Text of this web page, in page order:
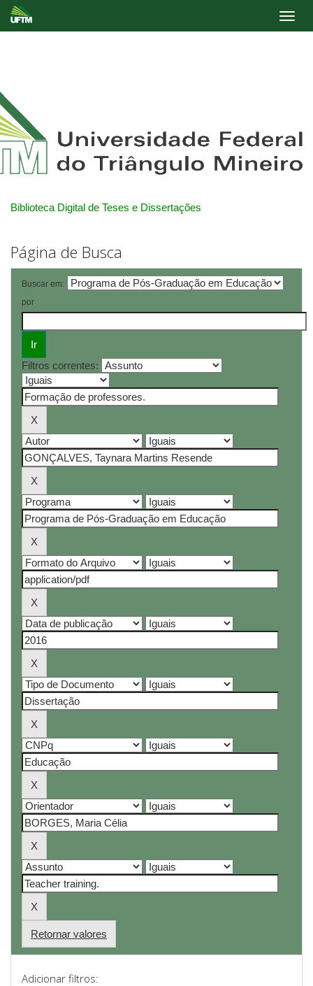
Biblioteca Digital de Teses e Dissertações
Página de Busca
Buscar em:
por
Filtros correntes:
Retornar valores
Adicionar filtros: